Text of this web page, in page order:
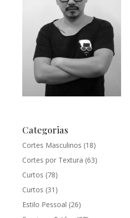
Categorias
Cortes Masculinos (18)
Cortes por Textura (63)
Curtos (78)
Curtos (31)
Estilo Pessoal (26)